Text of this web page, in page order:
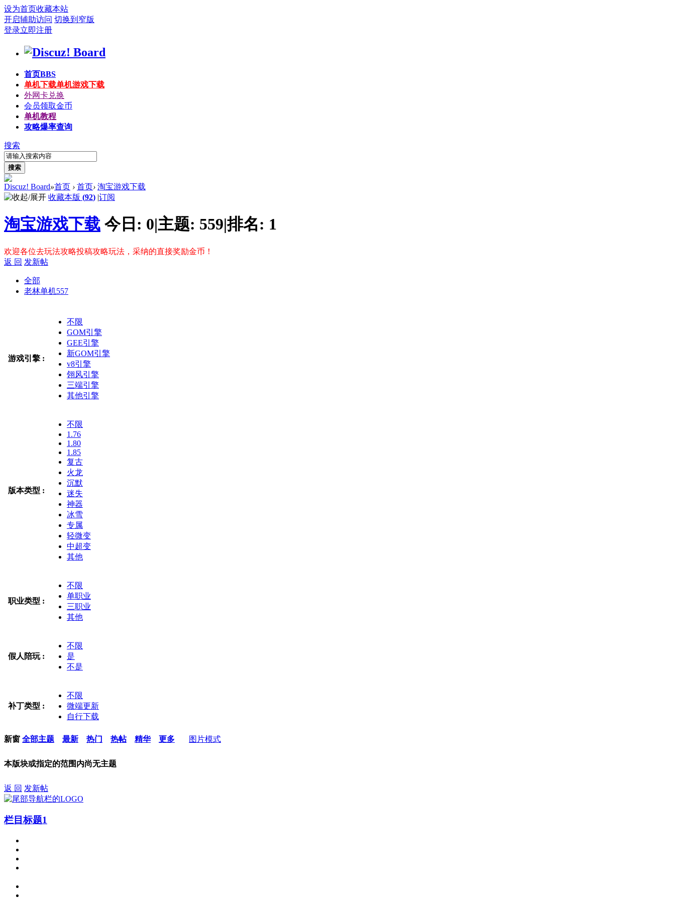
设为首页收藏本站
开启辅助访问 切换到窄版
登录立即注册
首页BBS
单机下载单机游戏下载
外网卡兑换
会员领取金币
单机教程
攻略爆率查询
搜索
搜索
Discuz! Board»首页 › 首页› 淘宝游戏下载
收藏本版 (92) |订阅
淘宝游戏下载 今日: 0|主题: 559|排名: 1
欢迎各位去玩法攻略投稿攻略玩法，采纳的直接奖励金币！
返 回 发新帖
全部
老林单机557
游戏引擎 :
不限
GOM引擎
GEE引擎
新GOM引擎
v8引擎
翎风引擎
三端引擎
其他引擎
版本类型 :
不限
1.76
1.80
1.85
复古
火龙
沉默
迷失
神器
冰雪
专属
轻微变
中超变
其他
职业类型 :
不限
单职业
三职业
其他
假人陪玩 :
不限
是
不是
补丁类型 :
不限
微端更新
自行下载
新窗 全部主题 最新 热门 热帖 精华 更多 图片模式
本版块或指定的范围内尚无主题
返 回 发新帖
栏目标题1